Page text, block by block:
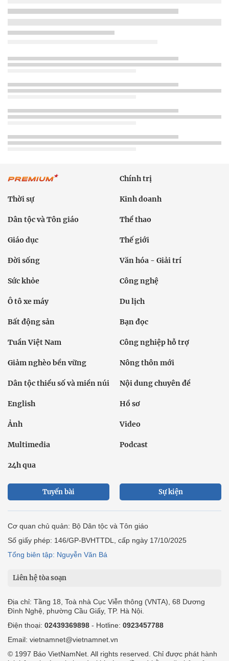
Chính trị
Thời sự Kinh doanh
Dân tộc và Tôn giáo Thể thao
Giáo dục Thế giới
Đời sống Văn hóa - Giải trí
Sức khỏe Công nghệ
Ô tô xe máy Du lịch
Bất động sản Bạn đọc
Tuần Việt Nam Công nghiệp hỗ trợ
Giảm nghèo bền vững Nông thôn mới
Dân tộc thiểu số và miền núi Nội dung chuyên đề
English Hồ sơ
Ảnh Video
Multimedia Podcast
24h qua
Tuyến bài Sự kiện
Cơ quan chủ quản: Bộ Dân tộc và Tôn giáo
Số giấy phép: 146/GP-BVHTTDL, cấp ngày 17/10/2025
Tổng biên tập: Nguyễn Văn Bá
Liên hệ tòa soạn
Địa chỉ: Tầng 18, Toà nhà Cục Viễn thông (VNTA), 68 Dương
Đình Nghệ, phường Cầu Giấy, TP. Hà Nội.
Điện thoại: 02439369898 - Hotline: 0923457788
Email: vietnamnet@vietnamnet.vn
© 1997 Báo VietNamNet. All rights reserved. Chỉ được phát hành